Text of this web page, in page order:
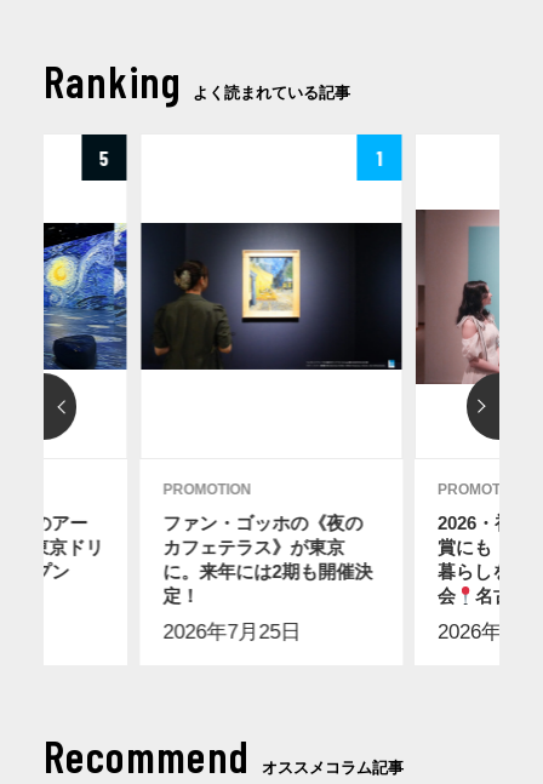
Ranking よく読まれている記事
5
ィのアー
に東京ドリ
ープン
1
PROMOTION
ファン・ゴッホの《夜の
カフェテラス》が東京
に。来年には2期も開催決
定！
2026年7月25日
PROMOTION
2026・初め
賞にも！ス
暮らしを感
会
名古屋
2026年7月
Recommend オススメコラム記事